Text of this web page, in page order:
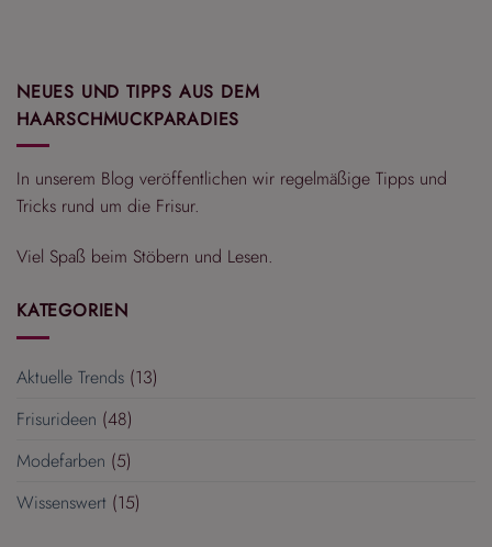
NEUES UND TIPPS AUS DEM
HAARSCHMUCKPARADIES
In unserem Blog veröffentlichen wir regelmäßige Tipps und
Tricks rund um die Frisur.
Viel Spaß beim Stöbern und Lesen.
KATEGORIEN
Aktuelle Trends (13)
Frisurideen (48)
Modefarben (5)
Wissenswert (15)